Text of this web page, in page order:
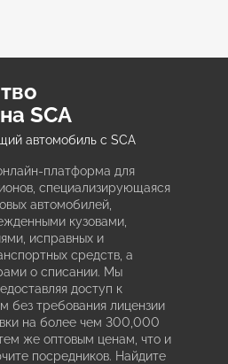
SCA
автомобиль с SCA
платформа для
специализирующаяся
автомобилей,
кузовами,
исправных и
средств, а
о списании. Мы
доступ к
без требования лицензии
на более чем 300,000
же оптовым ценам, что и
посредников. Найдите